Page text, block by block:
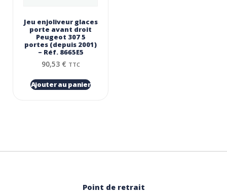
Jeu enjoliveur glaces
porte avant droit
Peugeot 307 5
portes (depuis 2001)
– Réf. 8665E5
90,53 € TTC
Ajouter au panier
Point de retrait